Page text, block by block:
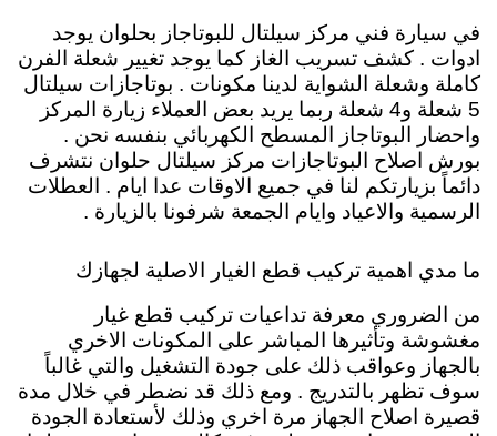
في سيارة فني مركز سيلتال للبوتاجاز بحلوان يوجد
ادوات . كشف تسريب الغاز كما يوجد تغيير شعلة الفرن
كاملة وشعلة الشواية لدينا مكونات . بوتاجازات سيلتال
5 شعلة و4 شعلة ربما يريد بعض العملاء زيارة المركز
واحضار البوتاجاز المسطح الكهربائي بنفسه نحن .
بورش اصلاح البوتاجازات مركز سيلتال حلوان نتشرف
دائماً بزيارتكم لنا في جميع الاوقات عدا ايام . العطلات
الرسمية والاعياد وايام الجمعة شرفونا بالزيارة .
ما مدي اهمية تركيب قطع الغيار الاصلية لجهازك
من الضروري معرفة تداعيات تركيب قطع غيار
مغشوشة وتأثيرها المباشر على المكونات الاخري
بالجهاز وعواقب ذلك على جودة التشغيل والتي غالباً
سوف تظهر بالتدريج . ومع ذلك قد نضطر في خلال مدة
قصيرة اصلاح الجهاز مرة اخري وذلك لأستعادة الجودة